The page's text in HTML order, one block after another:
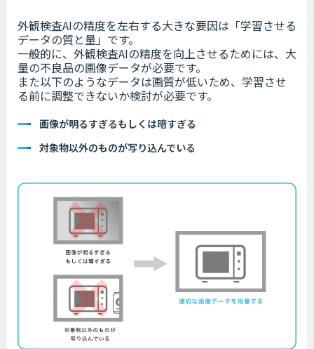
外観検査AIの精度を左右する大きな要因は「学習させる
データの質と量」です。
一般的に、外観検査AIの精度を向上させるためには、大
量の不良品の画像データが必要です。
また以下のようなデータは画質が低いため、学習させ
る前に調整できないか検討が必要です。
画像が明るすぎるもしくは暗すぎる
対象物以外のものが写り込んでいる